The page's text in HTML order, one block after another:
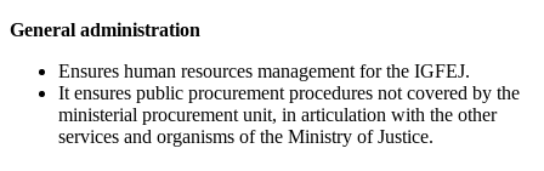
General administration
Ensures human resources management for the IGFEJ.
It ensures public procurement procedures not covered by the
ministerial procurement unit, in articulation with the other
services and organisms of the Ministry of Justice.